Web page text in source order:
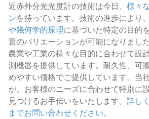
近赤外分光光度計の技術は今日、 様々
ンを持っています。技術の進歩により
や幾何学的原理に基づいた特定の目的
置のバリエーションが可能になりまし
農業や工業の様々な目的に合わせて設
測機器を提供しています。耐久性、可
めやすい価格でご提供しています。当
が、お客様のニーズに合わせて特別に
見つけるお手伝いをいたします。 詳し
までお問い合わせください。